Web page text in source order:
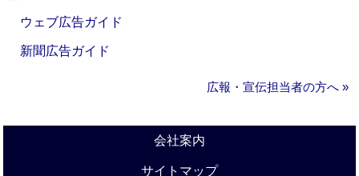
ウェブ広告ガイド
新聞広告ガイド
広報・宣伝担当者の方へ »
会社案内
サイトマップ